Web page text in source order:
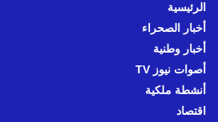
الرئيسية
أخبار الصحراء
أخبار وطنية
أصوات نيوز TV
أنشطة ملكية
اقتصاد